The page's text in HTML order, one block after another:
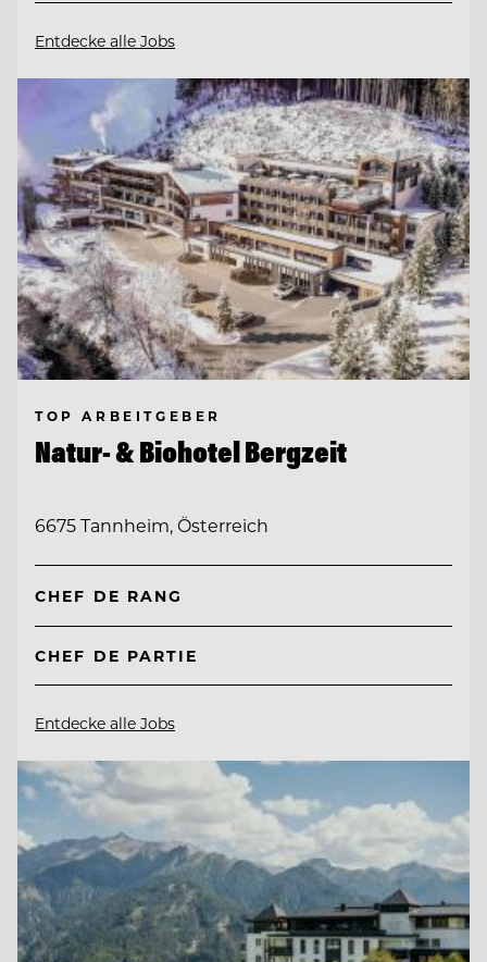
Entdecke alle Jobs
TOP ARBEITGEBER
Natur- & Biohotel Bergzeit
6675 Tannheim, Österreich
CHEF DE RANG
CHEF DE PARTIE
Entdecke alle Jobs